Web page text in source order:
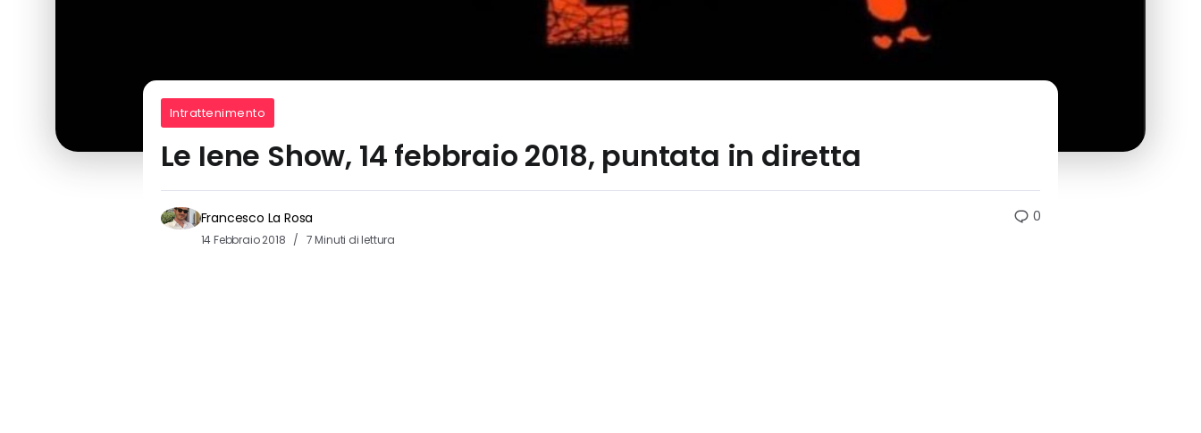
Intrattenimento
Le Iene Show, 14 febbraio 2018, puntata in diretta
Francesco La Rosa
14 Febbraio 2018 7 Minuti di lettura
0